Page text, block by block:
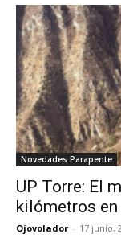
Novedades Parapente
UP Torre: El
kilómetros en
Ojovolador - 17 junio,